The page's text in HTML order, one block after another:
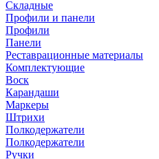
Складные
Профили и панели
Профили
Панели
Реставрационные материалы
Комплектующие
Воск
Карандаши
Маркеры
Штрихи
Полкодержатели
Полкодержатели
Ручки